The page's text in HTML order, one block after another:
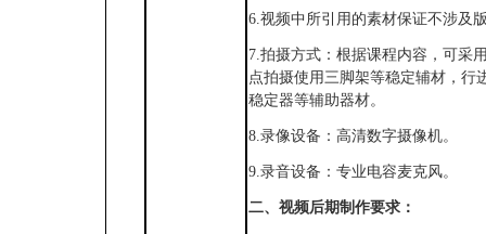
6.视频中所引用的素材保证不涉及
7.拍摄方式：根据课程内容，可采
点拍摄使用三脚架等稳定辅材，行
稳定器等辅助器材。
8.录像设备：高清数字摄像机。
9.录音设备：专业电容麦克风。
二、视频后期制作要求：